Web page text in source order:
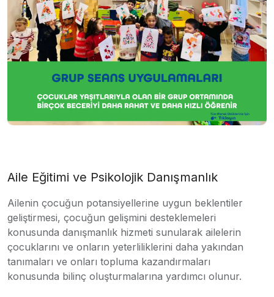
Aile Eğitimi ve Psikolojik Danışmanlık
Ailenin çocuğun potansiyellerine uygun beklentiler
geliştirmesi, çocuğun gelişmini desteklemeleri
konusunda danışmanlık hizmeti sunularak ailelerin
çocuklarını ve onların yeterliliklerini daha yakından
tanımaları ve onları topluma kazandırmaları
konusunda bilinç oluşturmalarına yardımcı olunur.